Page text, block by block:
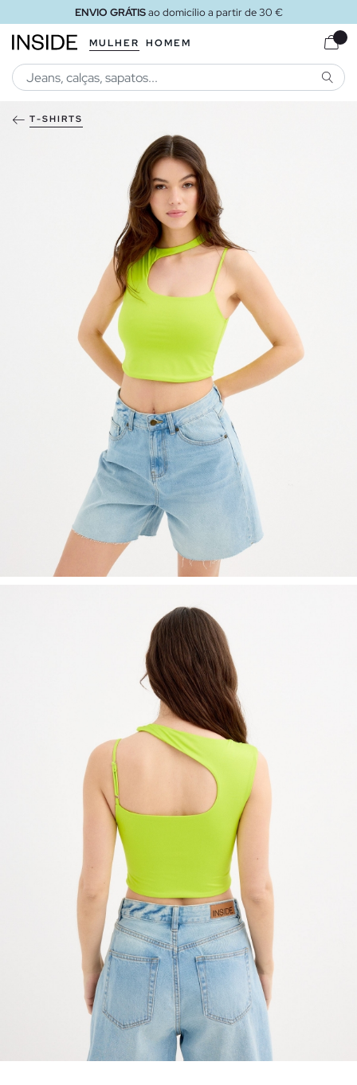
ENVIO GRÁTISao domicílio a partir de 30 €
MULHER HOMEM
T-SHIRTS